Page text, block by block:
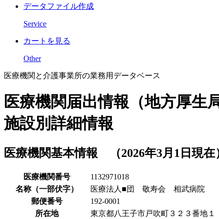
データファイル作成
Service
カートを見る
Other
医療機関と介護事業所の業務用データベース
医療機関届出情報（地方厚生
施設別詳細情報
医療機関基本情報 （2026年3月1日現在
医療機関番号
1132971018
名称（一部伏字）
医療法人■団 敬寿会 相武病院
郵便番号
192-0001
所在地
東京都八王子市戸吹町３２３番地１